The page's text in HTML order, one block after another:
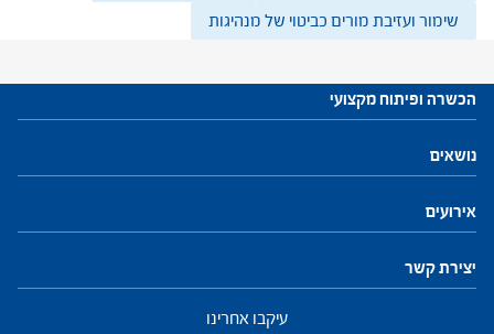
שימור ועזיבת מורים כביטוי של מנהיגות
הכשרה ופיתוח מקצועי
התוכנית להכשרת מנהלי בתי ספר
פיתוח מקצועי למנהלים ולמנהלות
פיתוח מקצועי למפקחים ולמפקחות
נושאים
התמקדות ביחיד
אירועים
יצירת קשר
עיקבו אחרינו